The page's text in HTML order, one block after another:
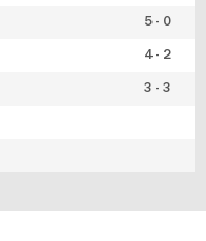
5 - 0
4 - 2
3 - 3